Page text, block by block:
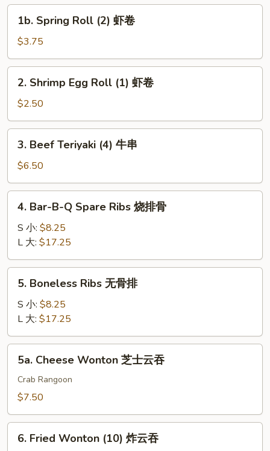
菜
Spring
Roll
(2)
虾
1b. Spring Roll (2) 虾卷
$3.75
Shrimp
Egg
Roll
(1)
2. Shrimp Egg Roll (1) 虾卷
$2.50
Beef
Teriyaki
(4)
牛
3. Beef Teriyaki (4) 牛串
$6.50
Bar-
B-
Spare
Ribs
4. Bar-B-Q Spare Ribs 烧排骨
S 小: $8.25
L 大: $17.25
Boneless
Ribs
骨
排
5. Boneless Ribs 无骨排
S 小: $8.25
L 大: $17.25
Cheese
Wonton
云
5a. Cheese Wonton 芝士云吞
Crab Rangoon
$7.50
Fried
6. Fried Wonton (10) 炸云吞